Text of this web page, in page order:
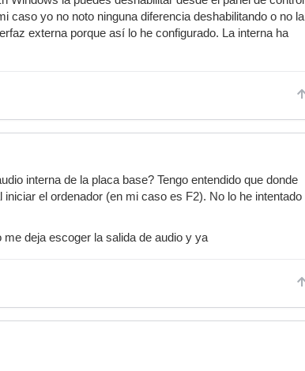
caso yo no noto ninguna diferencia deshabilitando o no la
externa porque así lo he configurado. La interna ha
interna de la placa base? Tengo entendido que donde
el ordenador (en mi caso es F2). No lo he intentado
deja escoger la salida de audio y ya